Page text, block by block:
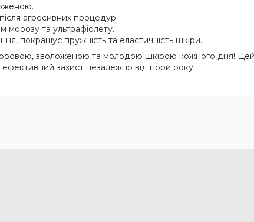
агресивних процедур.
та ультрафіолету.
покращує пружність та еластичність шкіри.
зволоженою та молодою шкірою кожного дня!
захист незалежно від пори року.